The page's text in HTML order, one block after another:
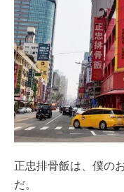
正忠排骨飯は、僕の
だ。